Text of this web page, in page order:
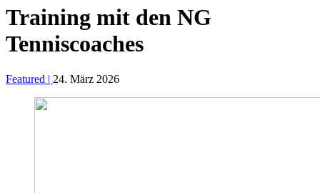
Training mit den NG
Tenniscoaches
Featured | 24. März 2026